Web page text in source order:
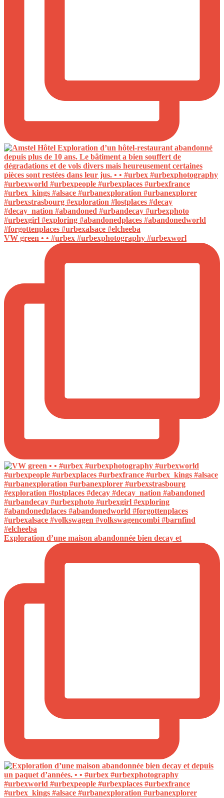
VW green • • #urbex #urbexphotography #urbexworl
Exploration d’une maison abandonnée bien decay et